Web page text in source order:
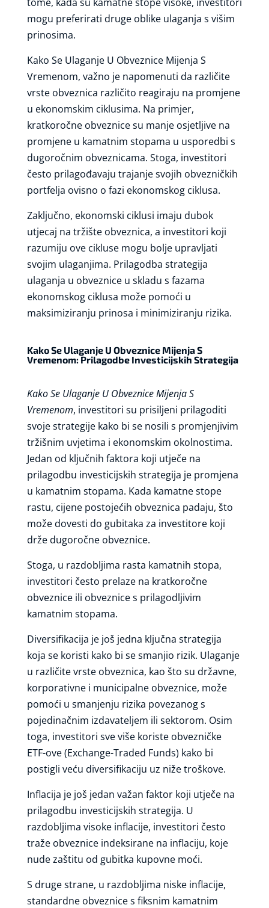
mogu preferirati druge oblike ulaganja s višim
prinosima.
Kako Se Ulaganje U Obveznice Mijenja S
Vremenom, važno je napomenuti da različite
vrste obveznica različito reagiraju na promjene
u ekonomskim ciklusima. Na primjer,
kratkoročne obveznice su manje osjetljive na
promjene u kamatnim stopama u usporedbi s
dugoročnim obveznicama. Stoga, investitori
često prilagođavaju trajanje svojih obvezničkih
portfelja ovisno o fazi ekonomskog ciklusa.
Zaključno, ekonomski ciklusi imaju dubok
utjecaj na tržište obveznica, a investitori koji
razumiju ove cikluse mogu bolje upravljati
svojim ulaganjima. Prilagodba strategija
ulaganja u obveznice u skladu s fazama
ekonomskog ciklusa može pomoći u
maksimiziranju prinosa i minimiziranju rizika.
Kako Se Ulaganje U Obveznice Mijenja S
Vremenom: Prilagodbe Investicijskih Strategija
Kako Se Ulaganje U Obveznice Mijenja S
Vremenom, investitori su prisiljeni prilagoditi
svoje strategije kako bi se nosili s promjenjivim
tržišnim uvjetima i ekonomskim okolnostima.
Jedan od ključnih faktora koji utječe na
prilagodbu investicijskih strategija je promjena
u kamatnim stopama. Kada kamatne stope
rastu, cijene postojećih obveznica padaju, što
može dovesti do gubitaka za investitore koji
drže dugoročne obveznice.
Stoga, u razdobljima rasta kamatnih stopa,
investitori često prelaze na kratkoročne
obveznice ili obveznice s prilagodljivim
kamatnim stopama.
Diversifikacija je još jedna ključna strategija
koja se koristi kako bi se smanjio rizik. Ulaganje
u različite vrste obveznica, kao što su državne,
korporativne i municipalne obveznice, može
pomoći u smanjenju rizika povezanog s
pojedinačnim izdavateljem ili sektorom. Osim
toga, investitori sve više koriste obvezničke
ETF-ove (Exchange-Traded Funds) kako bi
postigli veću diversifikaciju uz niže troškove.
Inflacija je još jedan važan faktor koji utječe na
prilagodbu investicijskih strategija. U
razdobljima visoke inflacije, investitori često
traže obveznice indeksirane na inflaciju, koje
nude zaštitu od gubitka kupovne moći.
S druge strane, u razdobljima niske inflacije,
standardne obveznice s fiksnim kamatnim